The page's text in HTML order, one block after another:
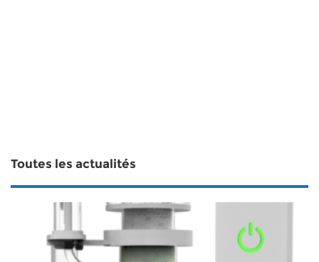
Toutes les actualités